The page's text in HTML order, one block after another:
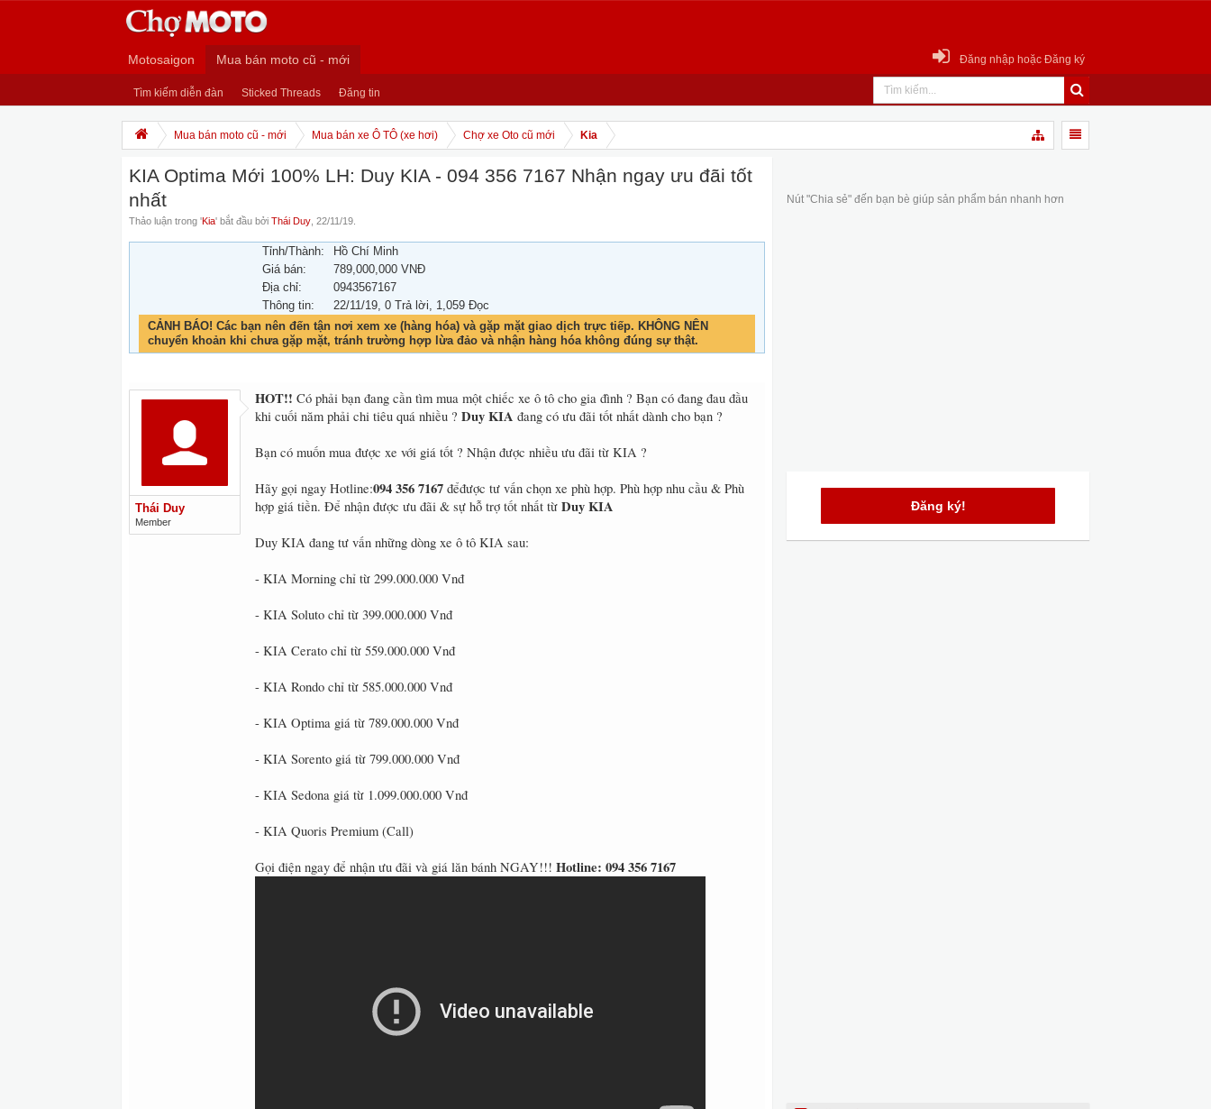
Motosaigon Mua bán moto cũ - mới
Tìm kiếm diễn đàn Sticked Threads Đăng tin
Đăng nhập hoặc Đăng ký
Mua bán moto cũ - mới Mua bán xe Ô TÔ (xe hơi) Chợ xe Oto cũ mới Kia
KIA Optima Mới 100% LH: Duy KIA - 094 356 7167 Nhận ngay ưu đãi tốt
nhất
Thảo luận trong 'Kia' bắt đầu bởi Thái Duy 22/11/19
Tỉnh/Thành:
Hồ Chí Minh
Giá bán:
789,000,000 VNĐ
Địa chỉ:
0943567167
Thông tin:
22/11/19, 0 Trả lời, 1,059 Đọc
CẢNH BÁO! Các bạn nên đến tận nơi xem xe (hàng hóa) và gặp mặt giao dịch trực tiếp. KHÔNG NÊN
chuyển khoản khi chưa gặp mặt, tránh trường hợp lừa đảo và nhận hàng hóa không đúng sự thật.
Thái Duy
Member
HOT!! Có phải bạn đang cần tìm mua một chiếc xe ô tô cho gia đình ? Bạn có đang đau đầu
khi cuối năm phải chi tiêu quá nhiều ? Duy KIA đang có ưu đãi tốt nhất dành cho bạn ?
Bạn có muốn mua được xe với giá tốt ? Nhận được nhiều ưu đãi từ KIA ?
Hãy gọi ngay Hotline:094 356 7167 đểđược tư vấn chọn xe phù hợp. Phù hợp nhu cầu & Phù
hợp giá tiền. Để nhận được ưu đãi & sự hỗ trợ tốt nhất từ Duy KIA
Duy KIA đang tư vấn những dòng xe ô tô KIA sau:
- KIA Morning chỉ từ 299.000.000 Vnđ
- KIA Soluto chỉ từ 399.000.000 Vnđ
- KIA Cerato chỉ từ 559.000.000 Vnđ
- KIA Rondo chỉ từ 585.000.000 Vnđ
- KIA Optima giá từ 789.000.000 Vnđ
- KIA Sorento giá từ 799.000.000 Vnđ
- KIA Sedona giá từ 1.099.000.000 Vnđ
- KIA Quoris Premium (Call)
Gọi điện ngay để nhận ưu đãi và giá lăn bánh NGAY!!! Hotline: 094 356 7167
Nút "Chia sẻ" đến bạn bè giúp sản phẩm bán nhanh hơn
Đăng ký!